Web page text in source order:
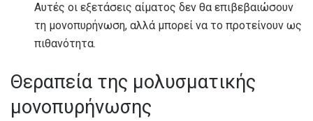
Αυτές οι εξετάσεις αίματος δεν θα επιβεβαιώσουν
τη μονοπυρήνωση, αλλά μπορεί να το προτείνουν ως
πιθανότητα.
Θεραπεία της μολυσματικής
μονοπυρήνωσης